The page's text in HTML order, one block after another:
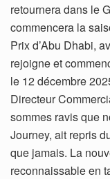
retournera dans le
commencera la
Prix d’Abu Dhabi,
rejoigne et
le 12 décembre
Directeur
sommes ravis que
Journey, ait repris
que jamais. La
reconnaissable en